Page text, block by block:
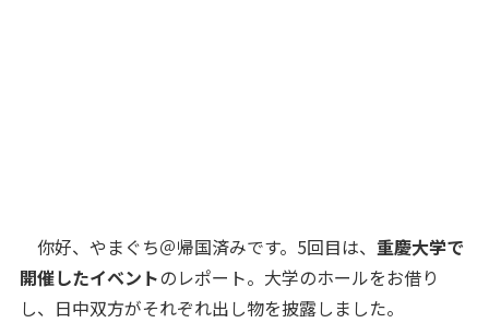
你好、やまぐち＠帰国済みです。5回目は、 重慶大学で
開催したイベントのレポート。大学のホールをお借り
し、日中双方がそれぞれ出し物を披露しました。